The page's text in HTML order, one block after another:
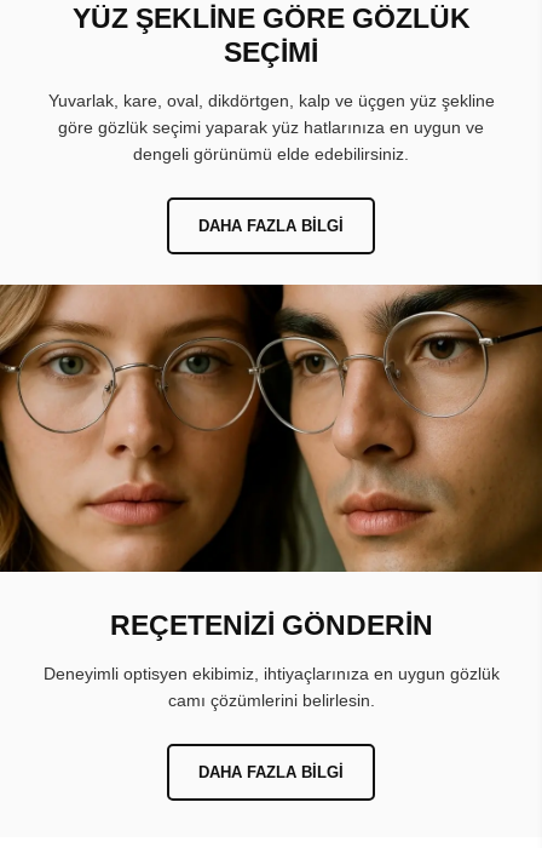
YÜZ ŞEKLİNE GÖRE GÖZLÜK
SEÇİMİ
Yuvarlak, kare, oval, dikdörtgen, kalp ve üçgen yüz şekline
göre gözlük seçimi yaparak yüz hatlarınıza en uygun ve
dengeli görünümü elde edebilirsiniz.
DAHA FAZLA BILGI
REÇETENİZİ GÖNDERİN
Deneyimli optisyen ekibimiz, ihtiyaçlarınıza en uygun gözlük
camı çözümlerini belirlesin.
DAHA FAZLA BILGI